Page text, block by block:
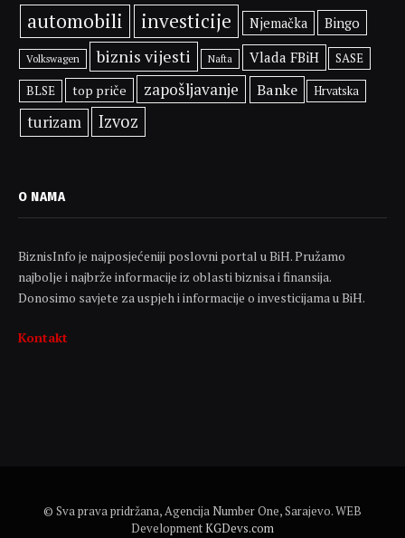
automobili investicije Njemačka Bingo
Volkswagen biznis vijesti Nafta Vlada FBiH
SASE
BLSE
top priče zapošljavanje Banke Hrvatska
turizam Izvoz
O NAMA
BiznisInfo je najposjećeniji poslovni portal u BiH. Pružamo
najbolje i najbrže informacije iz oblasti biznisa i finansija.
Donosimo savjete za uspjeh i informacije o investicijama u BiH.
Kontakt
© Sva prava pridržana, Agencija Number One, Sarajevo. WEB
DevelopmentKGDevs.com